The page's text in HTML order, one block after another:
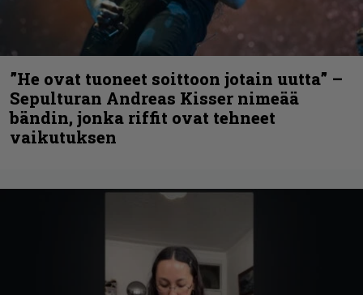
”He ovat tuoneet soittoon jotain uutta” –
Sepulturan Andreas Kisser nimeää
bändin, jonka riffit ovat tehneet
vaikutuksen